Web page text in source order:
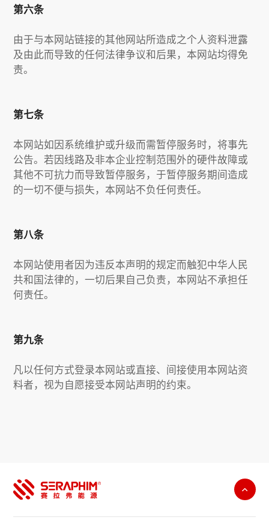
第六条
由于与本网站链接的其他网站所造成之个人资料泄露
及由此而导致的任何法律争议和后果，本网站均得免
责。
第七条
本网站如因系统维护或升级而需暂停服务时，将事先
公告。若因线路及非本企业控制范围外的硬件故障或
其他不可抗力而导致暂停服务，于暂停服务期间造成
的一切不便与损失，本网站不负任何责任。
第八条
本网站使用者因为违反本声明的规定而触犯中华人民
共和国法律的，一切后果自己负责，本网站不承担任
何责任。
第九条
凡以任何方式登录本网站或直接、间接使用本网站资
料者，视为自愿接受本网站声明的约束。